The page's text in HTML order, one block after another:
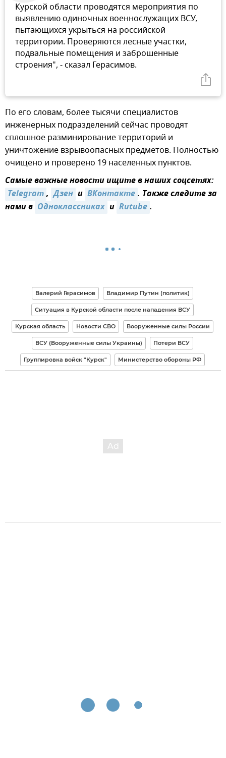
Курской области проводятся мероприятия по
выявлению одиночных военнослужащих ВСУ,
пытающихся укрыться на российской
территории. Проверяются лесные участки,
подвальные помещения и заброшенные
строения", - сказал Герасимов.
По его словам, более тысячи специалистов
инженерных подразделений сейчас проводят
сплошное разминирование территорий и
уничтожение взрывоопасных предметов. Полностью
очищено и проверено 19 населенных пунктов.
Самые важные новости ищите в наших соцсетях:
Telegram, Дзен и ВКонтакте. Также следите за
нами в Одноклассниках и Rutube.
Валерий Герасимов Владимир Путин (политик)
Ситуация в Курской области после нападения ВСУ
Курская область Новости СВО Вооруженные силы России
ВСУ (Вооруженные силы Украины) Потери ВСУ
Группировка войск "Курск" Министерство обороны РФ